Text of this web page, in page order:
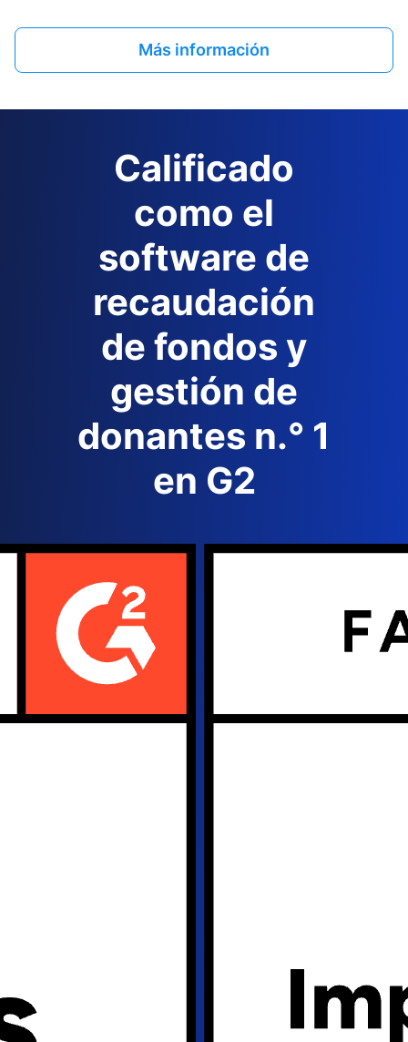
Más información
Calificado
como el
software de
recaudación
de fondos y
gestión de
donantes n.° 1
en G2